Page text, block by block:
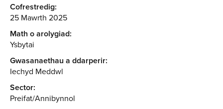
Cofrestredig:
25 Mawrth 2025
Math o arolygiad:
Ysbytai
Gwasanaethau a ddarperir:
Iechyd Meddwl
Sector:
Preifat/Annibynnol